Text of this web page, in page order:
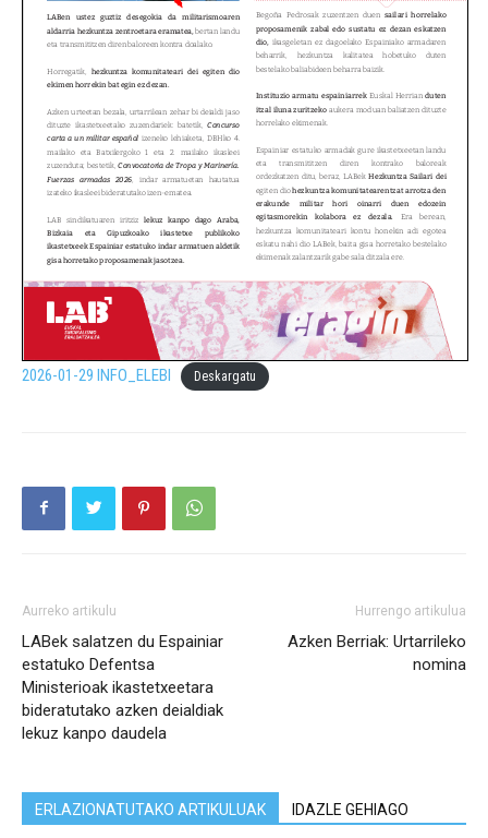
2026-01-29 INFO_ELEBI Deskargatu
Aurreko artikulu
LABek salatzen du Espainiar
estatuko Defentsa
Ministerioak ikastetxeetara
bideratutako azken deialdiak
lekuz kanpo daudela
Hurrengo artikulua
Azken Berriak: Urtarrileko
nomina
ERLAZIONATUTAKO ARTIKULUAK IDAZLE GEHIAGO